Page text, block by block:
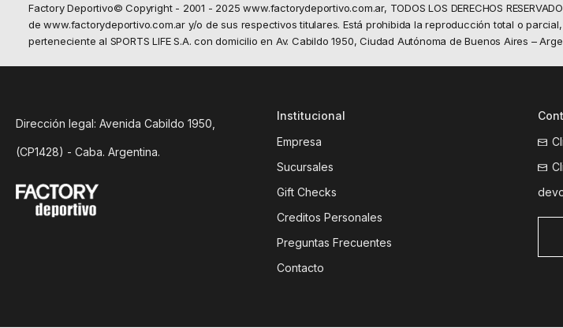
Factory Deportivo© Copyright - 2001 - 2025 www.factorydeportivo.com.ar, TODOS LOS DERECHOS
de www.factorydeportivo.com.ar y/o de sus respectivos titulares. Está prohibida la reproducción total o
perteneciente al SPORTS LIFE S.A. con domicilio en Av. Cabildo 1950, Ciudad Autónoma de Buenos Aires –
Dirección legal: Avenida Cabildo 1950,
(CP1428) - Caba. Argentina.
Institucional
Empresa
Sucursales
Gift Checks
Creditos Personales
Preguntas Frecuentes
Contacto